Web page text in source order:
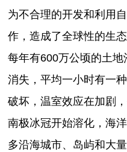
为不合理的开发和利用
作，造成了全球性的生
每年有600万公顷的土
消失，平均一小时有一
破坏，温室效应在加剧
南极冰冠开始溶化，海
多沿海城市、岛屿和大